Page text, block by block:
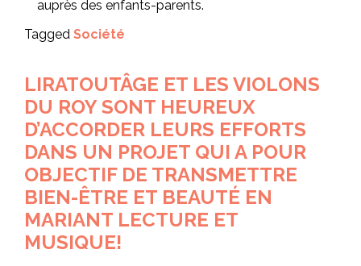
auprès des enfants-parents.
Tagged Société
LIRATOUTÂGE ET LES VIOLONS
DU ROY SONT HEUREUX
D’ACCORDER LEURS EFFORTS
DANS UN PROJET QUI A POUR
OBJECTIF DE TRANSMETTRE
BIEN-ÊTRE ET BEAUTÉ EN
MARIANT LECTURE ET
MUSIQUE!